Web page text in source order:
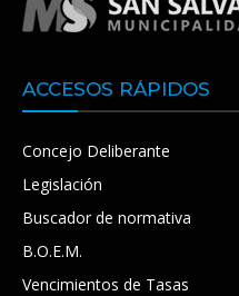
ACCESOS RÁPIDOS
Concejo Deliberante
Legislación
Buscador de normativa
B.O.E.M.
Vencimientos de Tasas